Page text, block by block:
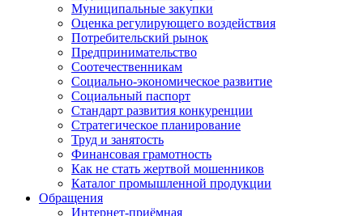
Муниципальные закупки
Оценка регулирующего воздействия
Потребительский рынок
Предпринимательство
Соотечественникам
Социально-экономическое развитие
Социальный паспорт
Стандарт развития конкуренции
Стратегическое планирование
Труд и занятость
Финансовая грамотность
Как не стать жертвой мошенников
Каталог промышленной продукции
Обращения
Интернет-приёмная